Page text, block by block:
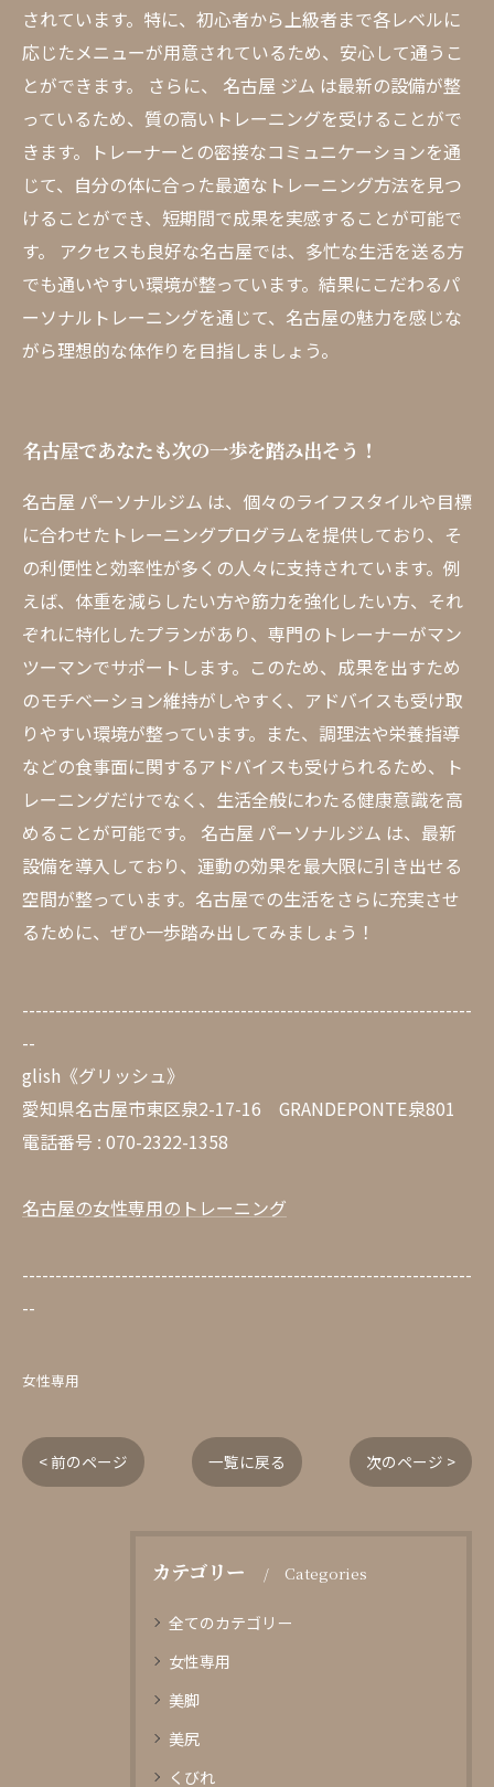
されています。特に、初心者から上級者まで各レベルに
応じたメニューが用意されているため、安心して通うこ
とができます。 さらに、 名古屋 ジム は最新の設備が整
っているため、質の高いトレーニングを受けることがで
きます。トレーナーとの密接なコミュニケーションを通
じて、自分の体に合った最適なトレーニング方法を見つ
けることができ、短期間で成果を実感することが可能で
す。 アクセスも良好な名古屋では、多忙な生活を送る方
でも通いやすい環境が整っています。結果にこだわるパ
ーソナルトレーニングを通じて、名古屋の魅力を感じな
がら理想的な体作りを目指しましょう。
名古屋であなたも次の一歩を踏み出そう！
名古屋 パーソナルジム は、個々のライフスタイルや目標
に合わせたトレーニングプログラムを提供しており、そ
の利便性と効率性が多くの人々に支持されています。例
えば、体重を減らしたい方や筋力を強化したい方、それ
ぞれに特化したプランがあり、専門のトレーナーがマン
ツーマンでサポートします。このため、成果を出すため
のモチベーション維持がしやすく、アドバイスも受け取
りやすい環境が整っています。また、調理法や栄養指導
などの食事面に関するアドバイスも受けられるため、ト
レーニングだけでなく、生活全般にわたる健康意識を高
めることが可能です。 名古屋 パーソナルジム は、最新
設備を導入しており、運動の効果を最大限に引き出せる
空間が整っています。名古屋での生活をさらに充実させ
るために、ぜひ一歩踏み出してみましょう！
--------------------------------------------------------------------
--
glish《グリッシュ》
愛知県名古屋市東区泉2-17-16 GRANDEPONTE泉801
電話番号 : 070-2322-1358
名古屋の女性専用のトレーニング
--------------------------------------------------------------------
--
女性専用
< 前のページ 一覧に戻る 次のページ >
カテゴリー Categories
全てのカテゴリー
女性専用
美脚
美尻
くびれ